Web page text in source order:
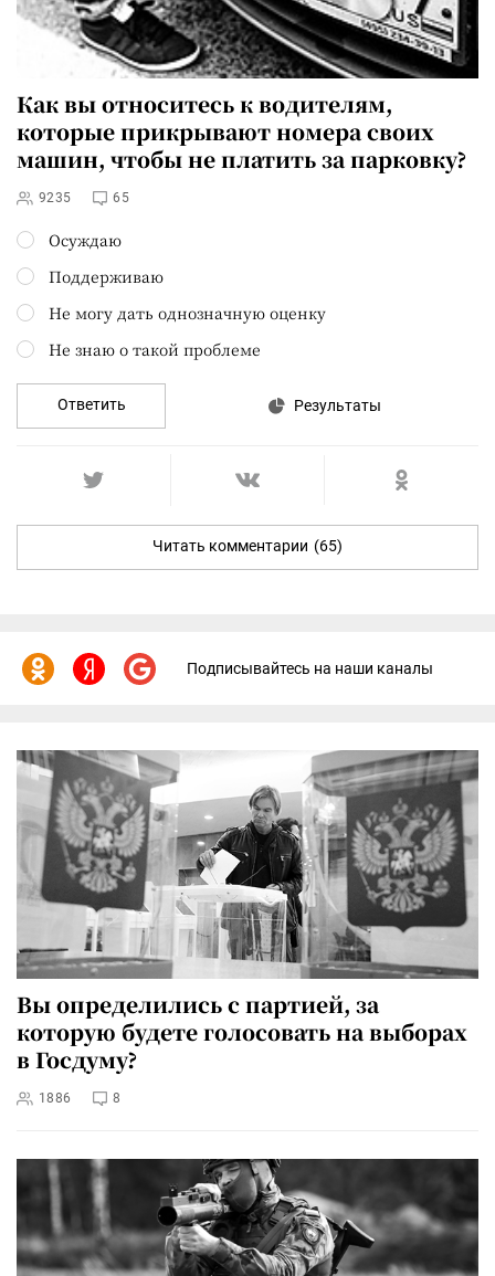
Как вы относитесь к водителям,
которые прикрывают номера своих
машин, чтобы не платить за парковку?
9235 65
Осуждаю
Поддерживаю
Не могу дать однозначную оценку
Не знаю о такой проблеме
Ответить Результаты
Читать комментарии (65)
Подписывайтесь на наши каналы
Вы определились с партией, за
которую будете голосовать на выборах
в Госдуму?
1886 8